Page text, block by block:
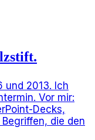
und 2013. Ich
Vor mir:
Decks,
die den